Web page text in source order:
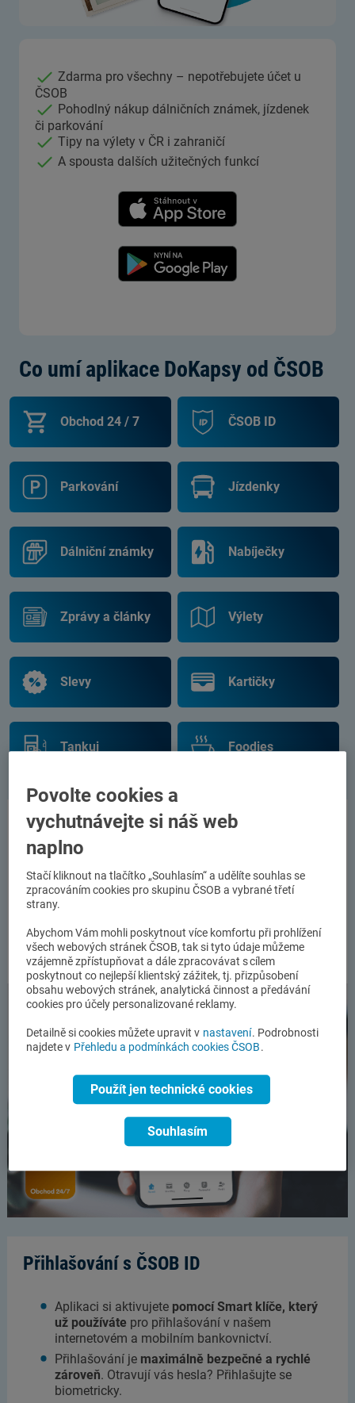
Zdarma pro všechny – nepotřebujete účet u
ČSOB
Pohodlný nákup dálničních známek, jízdenek
či parkování
Tipy na výlety v ČR i zahraničí
A spousta dalších užitečných funkcí
Co umí aplikace DoKapsy od ČSOB
Obchod 24 / 7 ČSOB ID
Parkování Jízdenky
Dálniční známky Nabíječky
Zprávy a články Výlety
Slevy Kartičky
Tankuj Foodies
Obchod 24/7
Skočte si nakoupit bez ohledu na otevírací dobu.
Klidně i ve 2 ráno, když nikde není ani noha.
Dovnitř i ven se dostanete přes aplikaci,
Nakoupit můžete ve vybraných prodejnách COOP,
Super zoo, Flop Top, Bala a Můj obchod.
Přihlašování s ČSOB ID
Aplikaci si aktivujete pomocí Smart klíče, který
už používáte pro přihlašování v našem
internetovém a mobilním bankovnictví.
Přihlašování je maximálně bezpečné a rychlé
zároveň. Otravují vás hesla? Přihlašujte se
biometricky.
Povolte cookies a
vychutnávejte si náš web
naplno
Stačí kliknout na tlačítko „Souhlasím“ a udělíte souhlas se
zpracováním cookies pro skupinu ČSOB a vybrané třetí
strany.
Abychom Vám mohli poskytnout více komfortu při prohlížení
všech webových stránek ČSOB, tak si tyto údaje můžeme
vzájemně zpřístupňovat a dále zpracovávat s cílem
poskytnout co nejlepší klientský zážitek, tj. přizpůsobení
obsahu webových stránek, analytická činnost a předávání
cookies pro účely personalizované reklamy.
Detailně si cookies můžete upravit v nastavení. Podrobnosti
najdete v Přehledu a podmínkách cookies ČSOB.
Použít jen technické cookies
Souhlasím